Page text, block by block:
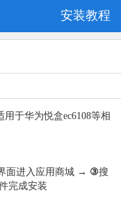
安装教程
于华为悦盒ec6108等相
面进入应用商城 → ③搜
完成安装